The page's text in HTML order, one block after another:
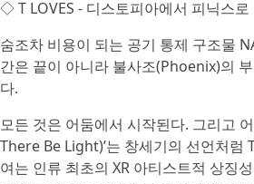
◇ T LOVES - 디스토피아에서 피닉스
숨조차 비용이 되는 공기 통제 구조물
간은 끝이 아니라 불사조(Phoenix)의
다.
모든 것은 어둠에서 시작된다. 그리고
There Be Light)’는 창세기의 선언처럼
여는 인류 최초의 XR 아티스트적 상징